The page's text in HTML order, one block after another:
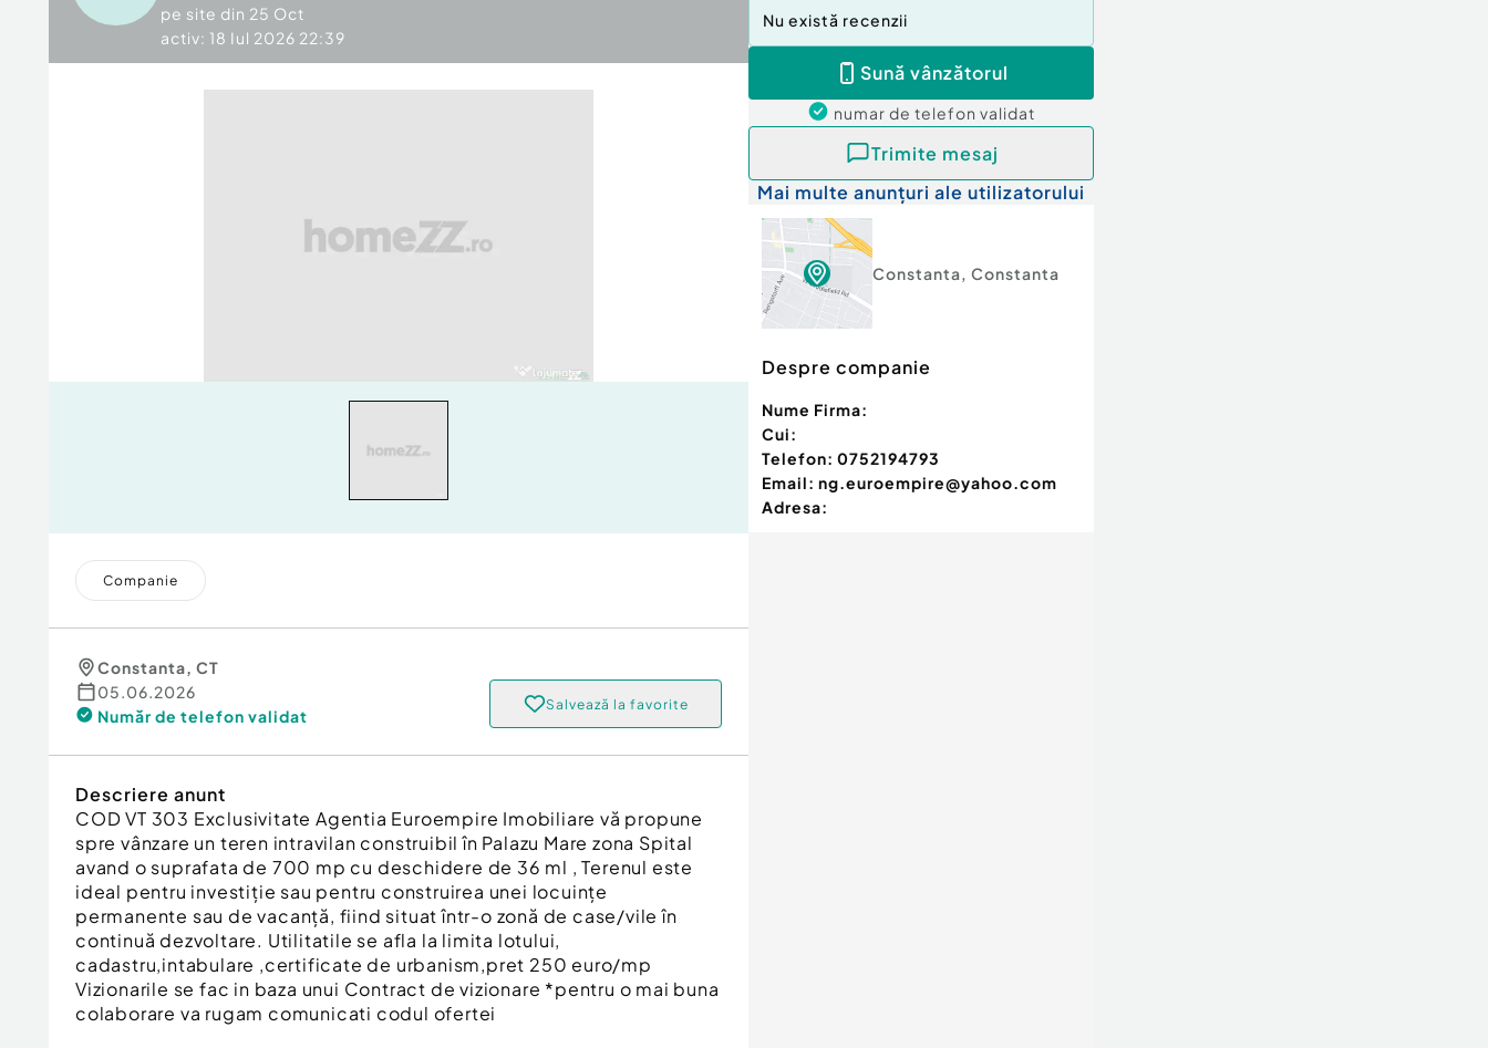
pe site din 25 Oct
activ: 18 Iul 2026 22:39
Companie
Constanta, CT
05.06.2026
Număr de telefon validat
Salvează la favorite
Descriere anunt
COD VT 303 Exclusivitate Agentia Euroempire Imobiliare vă propune
spre vânzare un teren intravilan construibil în Palazu Mare zona Spital
avand o suprafata de 700 mp cu deschidere de 36 ml , Terenul este
ideal pentru investiție sau pentru construirea unei locuințe
permanente sau de vacanță, fiind situat într-o zonă de case/vile în
continuă dezvoltare. Utilitatile se afla la limita lotului,
cadastru,intabulare ,certificate de urbanism,pret 250 euro/mp
Vizionarile se fac in baza unui Contract de vizionare *pentru o mai buna
colaborare va rugam comunicati codul ofertei
Nu există recenzii
Sună vânzătorul
numar de telefon validat
Trimite mesaj
Mai multe anunțuri ale utilizatorului
Constanta, Constanta
Despre companie
Nume Firma:
Cui:
Telefon: 0752194793
Email: ng.euroempire@yahoo.com
Adresa: